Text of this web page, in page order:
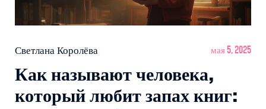
Светлана Королёва мая 5, 2025
Как называют человека,
который любит запах книг: